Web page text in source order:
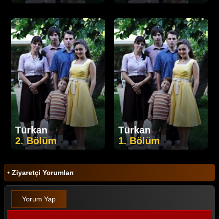
Türkan
2. Bölüm
Türkan
1. Bölüm
• Ziyaretçi Yorumları
Yorum Yap